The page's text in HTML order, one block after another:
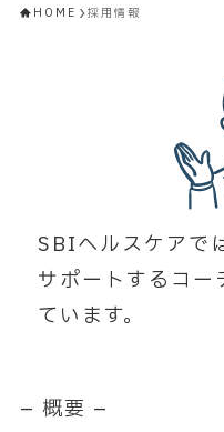
HOME 採用情報
SBIヘルスケアで
サポートする コー
ています。
– 概要 –